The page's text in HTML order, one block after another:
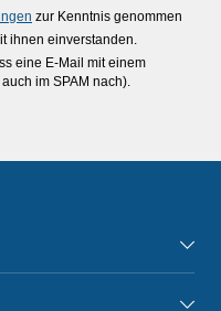
zur Kenntnis genommen
ihnen einverstanden.
eine E-Mail mit einem
im SPAM nach).